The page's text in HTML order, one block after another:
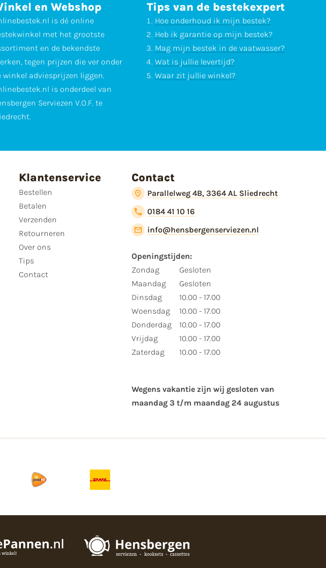
en Webshop
is dé online
met het grootste
en de bekendste
tegen prijzen die ver onder
winkel adviesprijzen liggen.
is onderdeel van
Serviezen V.O.F. te
Tips van de bestekexpert
Hoe onderhoud ik mijn bestek?
Heb ik garantie op mijn bestek?
Mag mijn bestek in de vaatwasser?
Wat is jullie levertijd?
Waar zit jullie winkel?
Klantenservice
Bestellen
Betalen
Verzenden
Retourneren
Over ons
Tips
Contact
Contact
Parallelweg 4B, 3364 AL Sliedrecht
0184 41 10 16
info@hensbergenserviezen.nl
Openingstijden:
Zondag
Maandag
Dinsdag
Woensdag
Donderdag
Vrijdag
Zaterdag
Gesloten
Gesloten
10.00 - 17.00
10.00 - 17.00
10.00 - 17.00
10.00 - 17.00
10.00 - 17.00
Wegens vakantie zijn wij gesloten van ​
maandag 3 t/m maandag 24 augustus